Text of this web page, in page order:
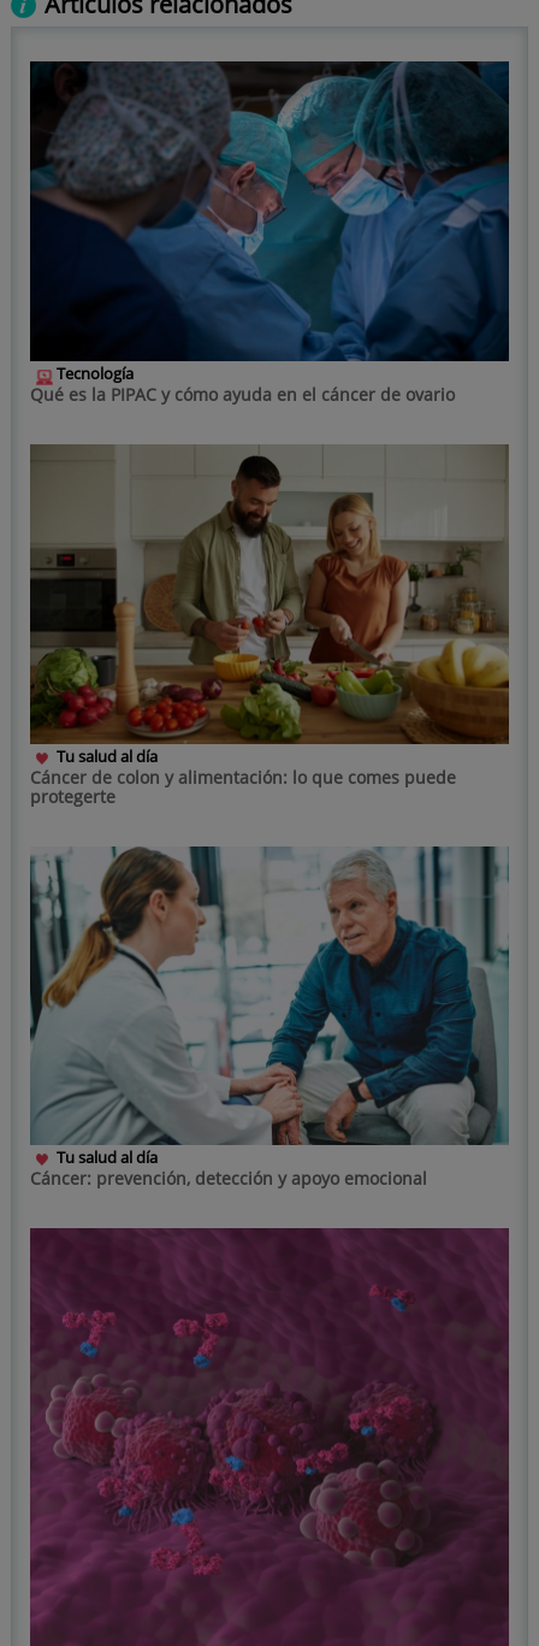
Tecnología
Qué es la PIPAC y cómo ayuda en el cáncer de ovario
Tu salud al día
Cáncer de colon y alimentación: lo que comes puede
protegerte
Tu salud al día
Cáncer: prevención, detección y apoyo emocional